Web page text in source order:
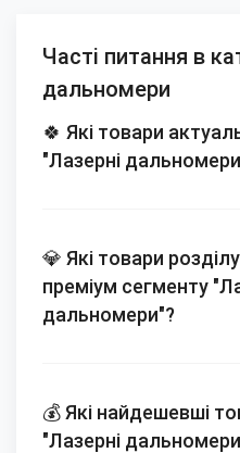
Часті питання в
дальномери
🍀 Які товари
"Лазерні
💎 Які товари
преміум сегменту
дальномери"?
💰 Які найдешевші
"Лазерні